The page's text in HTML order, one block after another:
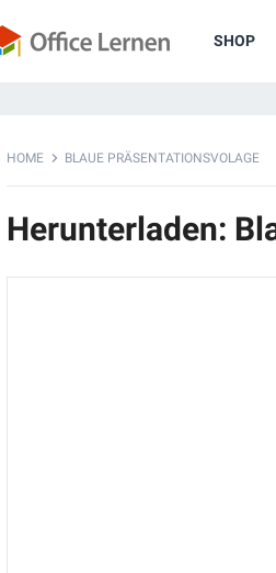
SHOP
HOME BLAUE PRÄSENTATIONSVOLAGE
Herunterladen: